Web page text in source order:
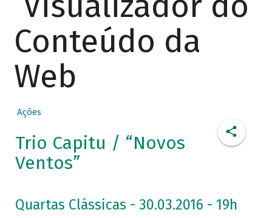
Conteúdo da
Web
Ações
Trio Capitu / “Novos
Ventos”
Quartas Clássicas - 30.03.2016 - 19h